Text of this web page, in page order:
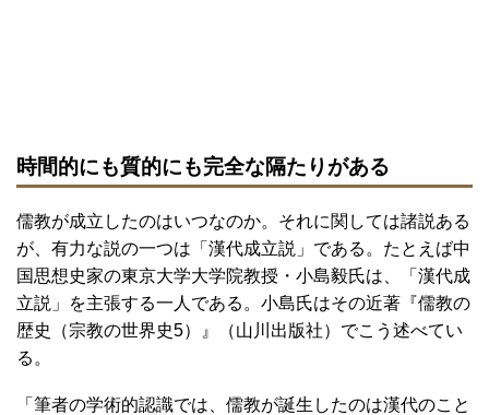
時間的にも質的にも完全な隔たりがある
儒教が成立したのはいつなのか。それに関しては諸説ある
が、有力な説の一つは「漢代成立説」である。たとえば中
国思想史家の東京大学大学院教授・小島毅氏は、「漢代成
立説」を主張する一人である。小島氏はその近著『儒教の
歴史（宗教の世界史5）』（山川出版社）でこう述べてい
る。
「筆者の学術的認識では、儒教が誕生したのは漢代のこと